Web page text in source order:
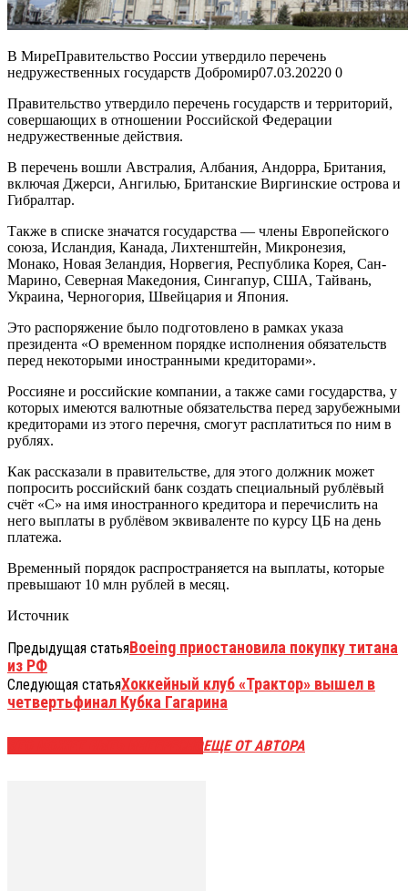
В МиреПравительство России утвердило перечень
недружественных государств Добромир07.03.20220 0
Правительство утвердило перечень государств и территорий,
совершающих в отношении Российской Федерации
недружественные действия.
В перечень вошли Австралия, Албания, Андорра, Британия,
включая Джерси, Ангилью, Британские Виргинские острова и
Гибралтар.
Также в списке значатся государства — члены Европейского
союза, Исландия, Канада, Лихтенштейн, Микронезия,
Монако, Новая Зеландия, Норвегия, Республика Корея, Сан-
Марино, Северная Македония, Сингапур, США, Тайвань,
Украина, Черногория, Швейцария и Япония.
Это распоряжение было подготовлено в рамках указа
президента «О временном порядке исполнения обязательств
перед некоторыми иностранными кредиторами».
Россияне и российские компании, а также сами государства, у
которых имеются валютные обязательства перед зарубежными
кредиторами из этого перечня, смогут расплатиться по ним в
рублях.
Как рассказали в правительстве, для этого должник может
попросить российский банк создать специальный рублёвый
счёт «С» на имя иностранного кредитора и перечислить на
него выплаты в рублёвом эквиваленте по курсу ЦБ на день
платежа.
Временный порядок распространяется на выплаты, которые
превышают 10 млн рублей в месяц.
Источник
Предыдущая статьяBoeing приостановила покупку титана
из РФ
Следующая статьяХоккейный клуб «Трактор» вышел в
четвертьфинал Кубка Гагарина
ЕЩЕ ОТ АВТОРА